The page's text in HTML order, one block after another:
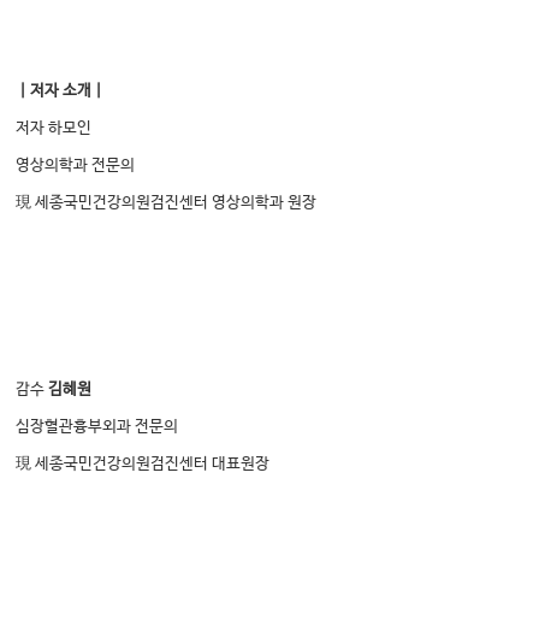
｜저자 소개｜
저자 하모인
영상의학과 전문의
現 세종국민건강의원검진센터 영상의학과 원장
감수김혜원
심장혈관흉부외과 전문의
現 세종국민건강의원검진센터 대표원장